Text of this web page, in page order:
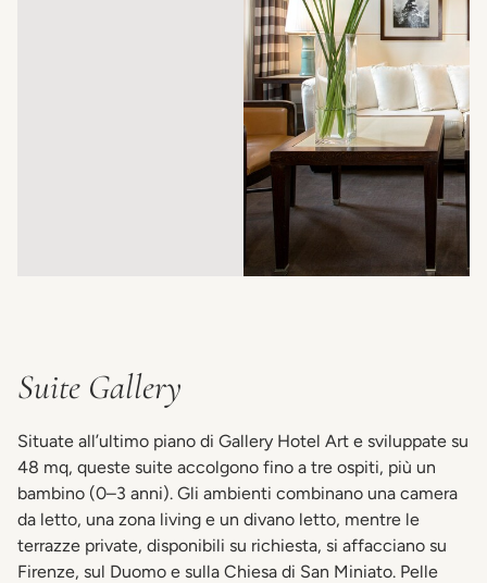
Suite Gallery
Situate all’ultimo piano di Gallery Hotel Art e sviluppate su
48 mq, queste suite accolgono fino a tre ospiti, più un
bambino (0–3 anni). Gli ambienti combinano una camera
da letto, una zona living e un divano letto, mentre le
terrazze private, disponibili su richiesta, si affacciano su
Firenze, sul Duomo e sulla Chiesa di San Miniato. Pelle